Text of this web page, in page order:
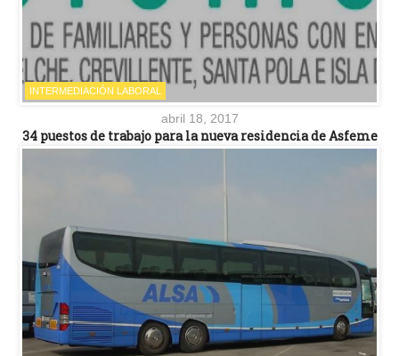
INTERMEDIACIÓN LABORAL
abril 18, 2017
34 puestos de trabajo para la nueva residencia de Asfeme